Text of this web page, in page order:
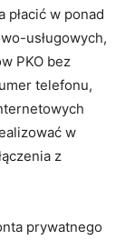
płacić w ponad
usługowych,
PKO bez
telefonu,
w
z
prywatnego